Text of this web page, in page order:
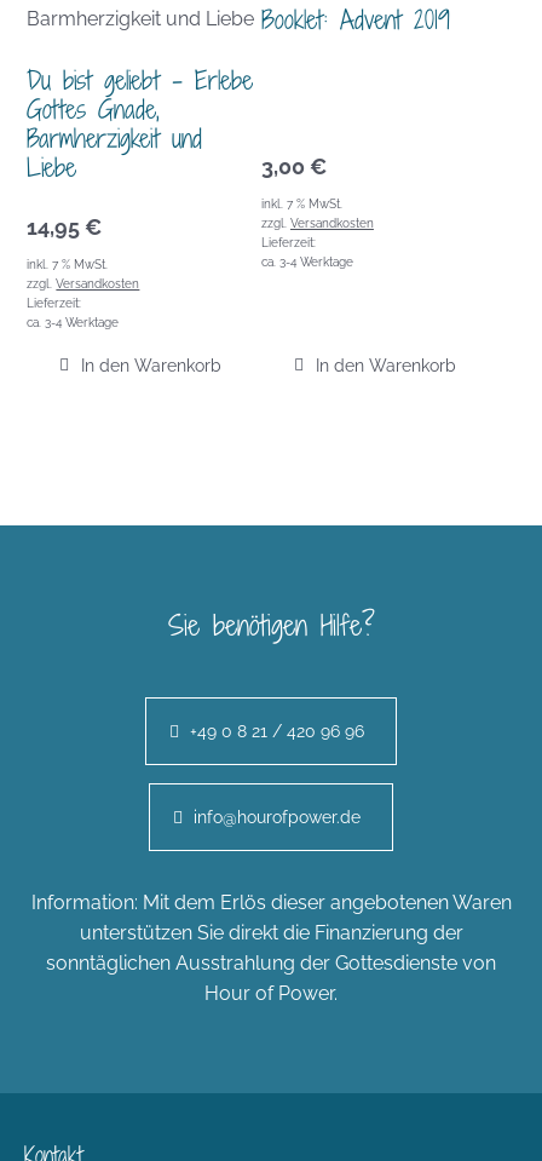
Du bist geliebt – Erlebe
Gottes Gnade,
Barmherzigkeit und
Liebe
14,95 €
inkl. 7 % MwSt.
zzgl.Versandkosten
Lieferzeit:
ca. 3-4 Werktage
In den Warenkorb
Booklet: Advent 2019
3,00 €
inkl. 7 % MwSt.
zzgl. Versandkosten
Lieferzeit:
ca. 3-4 Werktage
In den Warenkorb
Sie benötigen Hilfe?
+49 0 8 21 / 420 96 96
info@hourofpower.de
Information: Mit dem Erlös dieser angebotenen Waren
unterstützen Sie direkt die Finanzierung der
sonntäglichen Ausstrahlung der Gottesdienste von
Hour of Power.